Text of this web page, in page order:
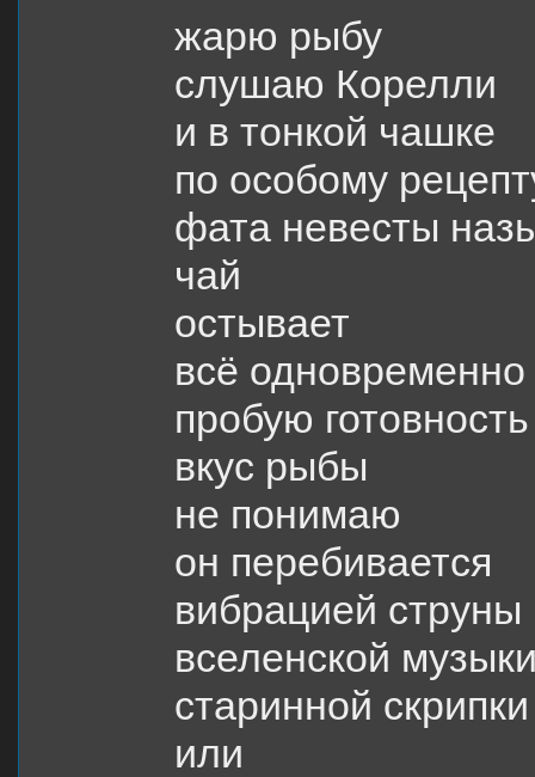
жарю рыбу
слушаю Корелли
и в тонкой чашке
по особому
фата невесты
чай
остывает
всё одновременно
пробую готовность
вкус рыбы
не понимаю
он перебивается
вибрацией струны
вселенской
старинной скрипки
или